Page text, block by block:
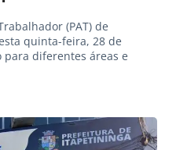
(PAT) de
quinta-feira, 28 de
para diferentes áreas e